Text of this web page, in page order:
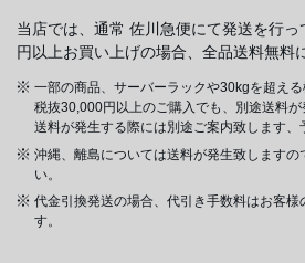
当店では、通常 佐川急便にて発送を行
円以上お買い上げの場合、全品送料無料
一部の商品、サーバーラックや30kgを超える
税抜30,000円以上のご購入でも、別途送料が
送料が発生する際には別途ご案内致します、
沖縄、離島については送料が発生致しますの
い。
代金引換発送の場合、代引き手数料はお客様
す。